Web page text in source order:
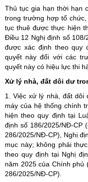
Thủ tục gia hạn thời hạn
trong trường hợp tổ
tục thuê được thực hiện
Điều 12 Nghị định số
được xác định theo quy
quyết này đối với các
quyết này có hiệu lực thi
Xử lý nhà, đất dôi dư
1. Việc xử lý nhà, đất dôi
máy của hệ thống chính
hiện theo quy định tại
định số 186/2025/NĐ-CP
286/2025/NĐ-CP), Nghị
mục này; không phải
theo quy định tại Nghị
năm 2025 của Chính
286/2025/NĐ-CP).